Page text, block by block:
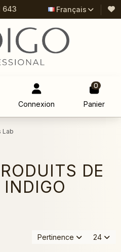
643 Français
Connexion
0
Panier
Lab
DE
Pertinence 24